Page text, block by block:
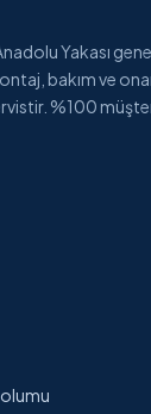
Yakası
bakım ve
%100